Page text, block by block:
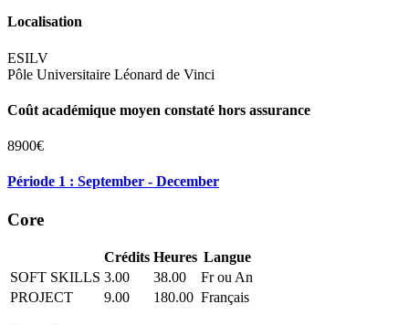
Localisation
ESILV
Pôle Universitaire Léonard de Vinci
Coût académique moyen constaté hors assurance
8900€
Période 1 : September - December
Core
Crédits Heures Langue
SOFT SKILLS 3.00 38.00
Fr ou An
PROJECT
9.00 180.00 Français